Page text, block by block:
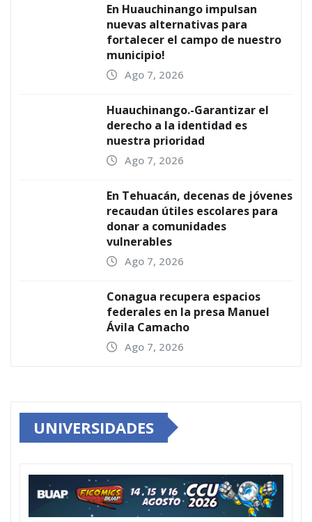
En Huauchinango impulsan
nuevas alternativas para
fortalecer el campo de nuestro
municipio!
Ago 7, 2026
Huauchinango.-Garantizar el
derecho a la identidad es
nuestra prioridad
Ago 7, 2026
En Tehuacán, decenas de jóvenes
recaudan útiles escolares para
donar a comunidades
vulnerables
Ago 7, 2026
Conagua recupera espacios
federales en la presa Manuel
Ávila Camacho
Ago 7, 2026
UNIVERSIDADES